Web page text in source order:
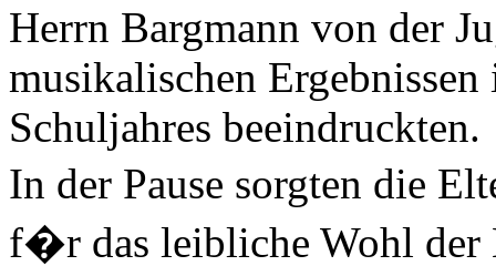
Herrn Bargmann von der
musikalischen
Schuljahres beeindruckten.
In der Pause sorgten die
f�r das leibliche Wohl der